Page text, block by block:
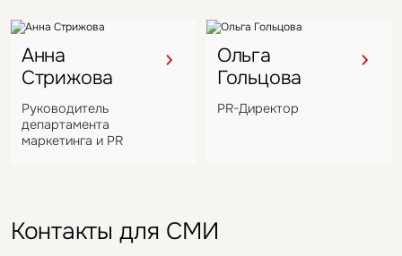
Анна
Стрижова
Руководитель
департамента
маркетинга и PR
Ольга
Гольцова
PR-Директор
Контакты для СМИ